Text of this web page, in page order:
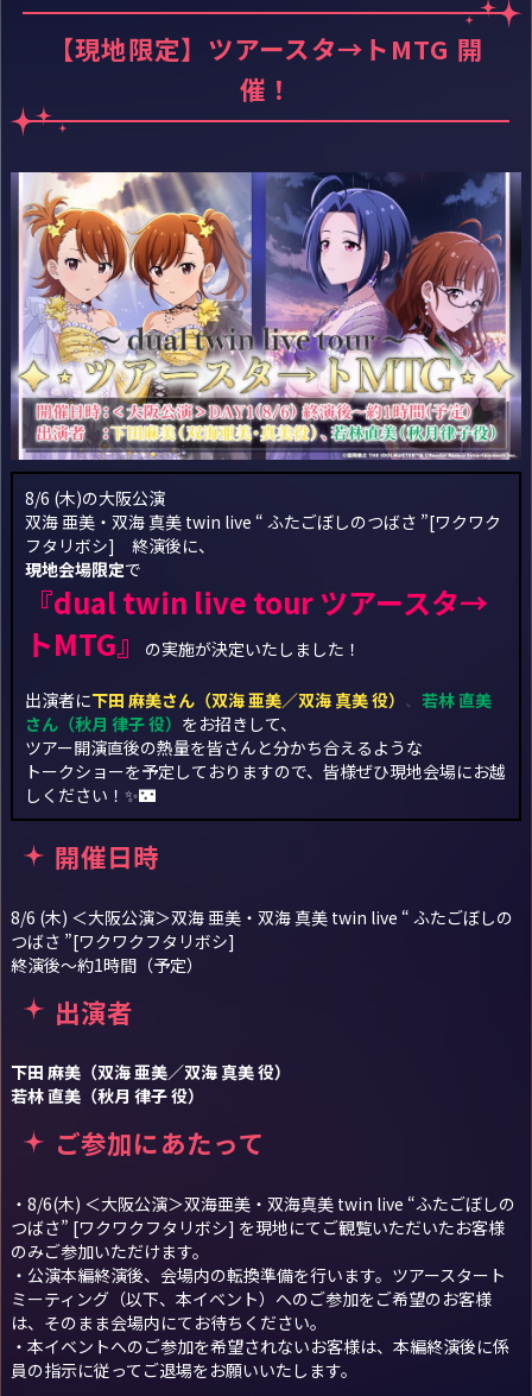
【現地限定】ツアースタ→トMTG 開
催！
8/6 (木)の大阪公演
双海 亜美・双海 真美 twin live “ ふたごぼしのつばさ ”[ワクワク
フタリボシ] 終演後に、
現地会場限定で
『dual twin live tour ツアースタ→
トMTG』
の実施が決定いたしました！
出演者に下田 麻美さん（双海 亜美／双海 真美 役） 、若林 直美
さん（秋月 律子 役） をお招きして、
ツアー開演直後の熱量を皆さんと分かち合えるような
トークショーを予定しておりますので、皆様ぜひ現地会場にお越
しください！✨🌃
開催日時
8/6 (木) ＜大阪公演＞双海 亜美・双海 真美 twin live “ ふたごぼしの
つばさ ”[ワクワクフタリボシ]
終演後～約1時間（予定）
出演者
下田 麻美（双海 亜美／双海 真美 役）
若林 直美（秋月 律子 役）
ご参加にあたって
・8/6(木) ＜大阪公演＞双海亜美・双海真美 twin live “ふたごぼしの
つばさ” [ワクワクフタリボシ] を現地にてご観覧いただいたお客様
のみご参加いただけます。
・公演本編終演後、会場内の転換準備を行います。ツアースタート
ミーティング（以下、本イベント）へのご参加をご希望のお客様
は、そのまま会場内にてお待ちください。
・本イベントへのご参加を希望されないお客様は、本編終演後に係
員の指示に従ってご退場をお願いいたします。